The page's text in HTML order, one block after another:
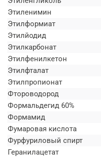
Этиленимин
Этилформиат
Этилйодид
Этилкарбонат
Этилфенилкетон
Этилфталат
Этилпропионат
Фтороводород
Формальдегид 60%
Формамид
Фумаровая кислота
Фурфуриловый спирт
Геранилацетат